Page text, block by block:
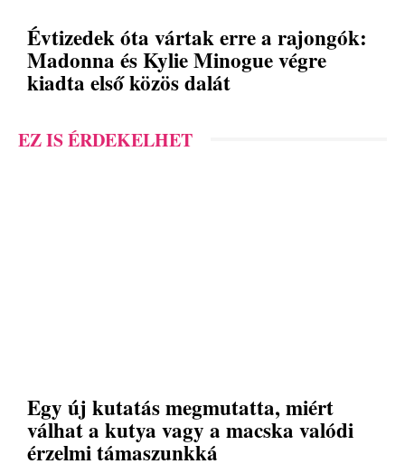
Évtizedek óta vártak erre a rajongók:
Madonna és Kylie Minogue végre
kiadta első közös dalát
EZ IS ÉRDEKELHET
Egy új kutatás megmutatta, miért
válhat a kutya vagy a macska valódi
érzelmi támaszunkká